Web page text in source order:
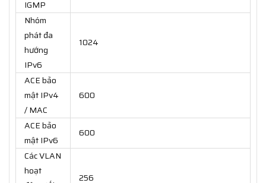
IGMP
Nhóm
phát đa
hướng
IPv6
1024
ACE bảo
mật IPv4
/ MAC
600
ACE bảo
mật IPv6
600
Các VLAN
hoạt
256